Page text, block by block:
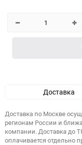
Доставка
Доставка по Москве
регионам России и
компании. Доставка до
оплачивается отдельно